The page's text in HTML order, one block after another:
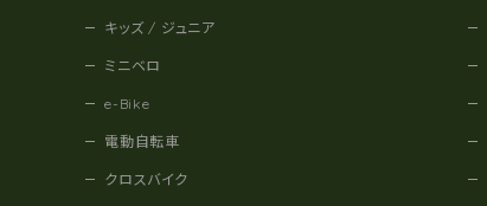
キッズ / ジュニア
ミニベロ
e-Bike
電動自転車
クロスバイク